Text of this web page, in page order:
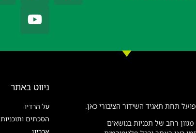
תחת תאגיד השידור הציבורי כאן.
רחב של תכניות בנושאים
ניווט באתר
על הרדיו
הסכתים ותוכניות